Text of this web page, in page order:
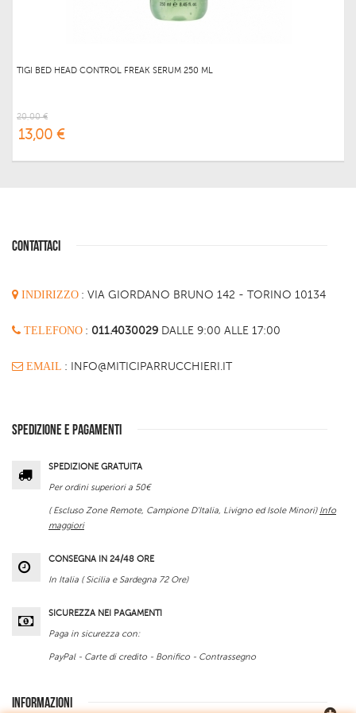
TIGI BED HEAD CONTROL FREAK SERUM 250 ML
20,00 €
13,00 €
CONTATTACI
INDIRIZZO : VIA GIORDANO BRUNO 142 - TORINO 10134
TELEFONO : 011.4030029 DALLE 9:00 ALLE 17:00
EMAIL : INFO@MITICIPARRUCCHIERI.IT
SPEDIZIONE E PAGAMENTI
SPEDIZIONE GRATUITA
Per ordini superiori a 50€
( Escluso Zone Remote, Campione D'Italia, Livigno ed Isole Minori) Info
maggiori
CONSEGNA IN 24/48 ORE
In Italia ( Sicilia e Sardegna 72 Ore)
SICUREZZA NEI PAGAMENTI
Paga in sicurezza con:
PayPal - Carte di credito - Bonifico - Contrassegno
INFORMAZIONI